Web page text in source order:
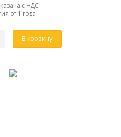
с НДС
от 1 года
В корзину